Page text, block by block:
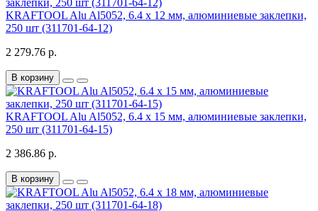
KRAFTOOL Alu Al5052, 6.4 х 12 мм, алюминиевые заклепки,
250 шт (311701-64-12)
2 279.76 р.
В корзину
KRAFTOOL Alu Al5052, 6.4 х 15 мм, алюминиевые заклепки,
250 шт (311701-64-15)
2 386.86 р.
В корзину